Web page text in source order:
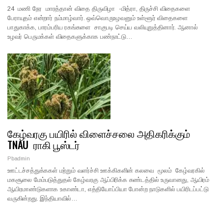
24 மணி நேர மாரத்தான் விதை திருவிழா -மித்ரா, திருச்சி விதைகளை
பேராயுதம் என்றார் நம்மாழ்வார். ஒவ்வொருஉழவனும் உள்ளூர் விதைகளை
பாதுகாக்க, பாரம்பரிய ரகங்களை சாகுபடி செய்ய வலியுறுத்தினார். ஆனால்
உழவர் பெருமக்கள் விதைகளுக்காக பண்நாட்டு…
கேழ்வரகு பயிரில் விளைச்சலை அதிகரிக்கும்
TNAU ராகி பூஸ்டர்
Pbadmin
ஊட்டச்சத்துக்ககள் மற்றும் வளர்ச்சி ஊக்கிகளின் கலவை மூலம் கேழ்வரகில்
மகசூலை மேம்படுத்துதல் கேழ்வரகு ஆப்பிரிக்க கண்டத்தில் உருவானது, ஆயிரம்
ஆயிரமாண்டுகளாக உகாண்டா, எத்தியோப்பியா போன்ற நாடுகளில் பயிரிடப்பட்டு
வருகின்றது. இந்தியாவில்…